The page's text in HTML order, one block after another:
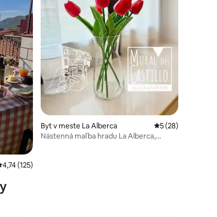
12
ohodnotenie 4,74 z 5, počet hodnotení: 125
4,74 (125)
Byt v meste La Alberca Priemerné
5 (28)
Nástenná maľba hradu La Alberca,